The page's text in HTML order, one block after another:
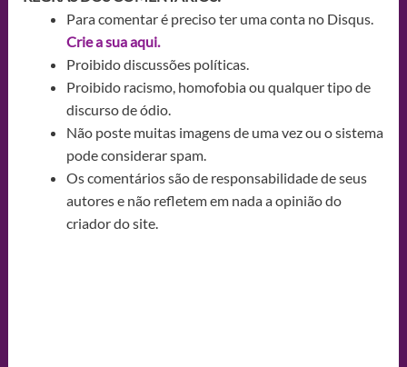
Para comentar é preciso ter uma conta no Disqus.
Crie a sua aqui.
Proibido discussões políticas.
Proibido racismo, homofobia ou qualquer tipo de
discurso de ódio.
Não poste muitas imagens de uma vez ou o sistema
pode considerar spam.
Os comentários são de responsabilidade de seus
autores e não refletem em nada a opinião do
criador do site.